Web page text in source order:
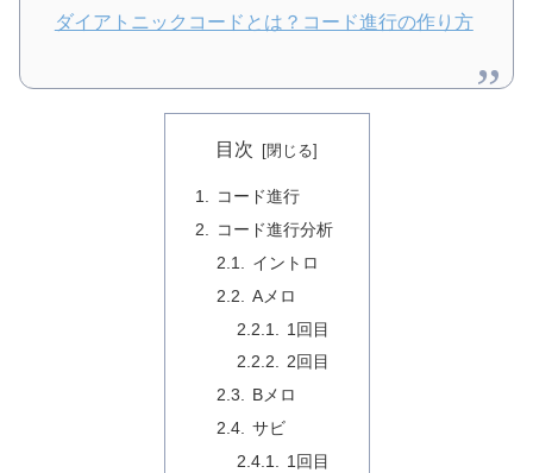
ダイアトニックコードとは？コード進行の作り方
目次
コード進行
コード進行分析
イントロ
Aメロ
1回目
2回目
Bメロ
サビ
1回目